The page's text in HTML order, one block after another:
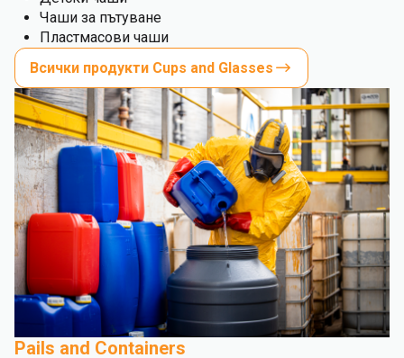
Чаши за пътуване
Пластмасови чаши
Всички продукти Cups and Glasses
Pails and Containers